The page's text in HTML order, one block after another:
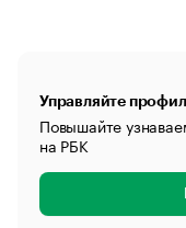
Управляйте
Повышайте
на РБК